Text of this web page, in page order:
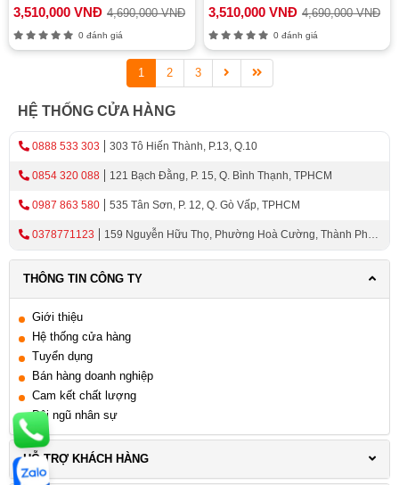
3,510,000 VNĐ 4,690,000 VNĐ
0 đánh giá
3,510,000 VNĐ 4,690,000 VNĐ
0 đánh giá
1 2 3
HỆ THỐNG CỬA HÀNG
0888 533 303 303 Tô Hiến Thành, P.13, Q.10
0854 320 088 121 Bạch Đằng, P. 15, Q. Bình Thạnh, TPHCM
0987 863 580 535 Tân Sơn, P. 12, Q. Gò Vấp, TPHCM
0378771123
159 Nguyễn Hữu Thọ, Phường Hoà Cường, Thành Phố
THÔNG TIN CÔNG TY
Giới thiệu
Hệ thống cửa hàng
Tuyển dụng
Bán hàng doanh nghiệp
Cam kết chất lượng
Đội ngũ nhân sự
HỖ TRỢ KHÁCH HÀNG